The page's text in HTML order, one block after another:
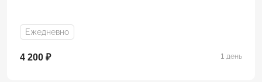
Ежедневно
4 200 ₽ 1 день